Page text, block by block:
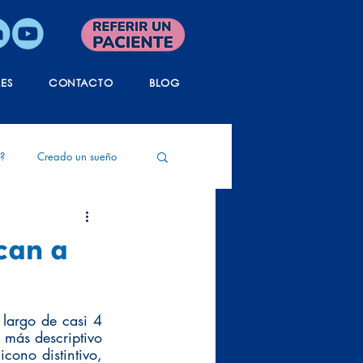
CONTACTO BLOG
Creado un sueño
Tanatología
a
largo de casi 4
descriptivo
distintivo,